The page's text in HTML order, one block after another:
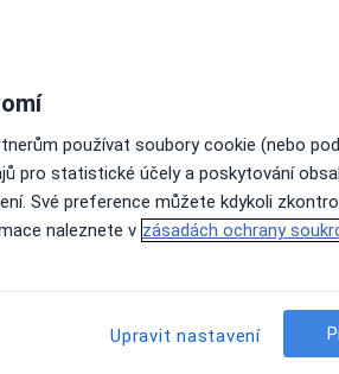
rezervace termínu není k
Rezervovat termín
používat soubory cookie (nebo
pro statistické účely a poskytování
Své preference můžete kdykoli
naleznete v zásadách ochrany
Upravit nastavení